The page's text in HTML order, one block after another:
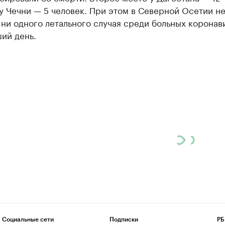
Чечни — 5 человек. При этом в Северной Осетии
одного летального случая среди больных
день.
Социальные сети Подписки